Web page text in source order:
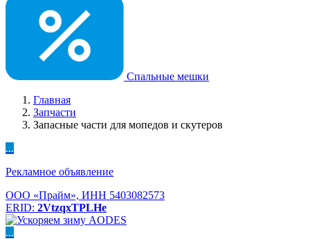
Спальные мешки
Главная
Запчасти
Запасные части для мопедов и скутеров
...
Рекламное объявление
ООО «Прайм», ИНН 5403082573
ERID: 2VtzqxTPLHe
...